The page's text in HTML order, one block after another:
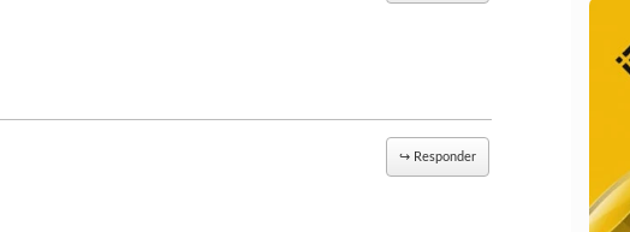
↪ Responder